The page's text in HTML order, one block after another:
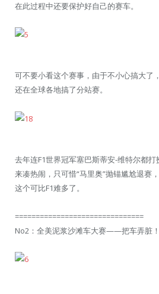
在此过程中还要保护好自己的赛车。
可不要小看这个赛事，由于不小心搞大了
还在全球各地搞了分站赛。
去年连F1世界冠军塞巴斯蒂安-维特尔都
来凑热闹，只可惜“马里奥”抛锚尴尬退赛
这个可比F1难多了。
===============================
No2：全美泥浆沙滩车大赛——把车弄脏！